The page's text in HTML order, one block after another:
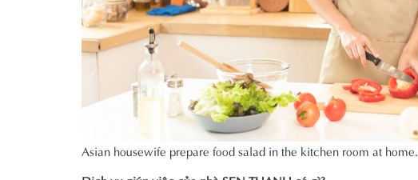
Asian housewife prepare food salad in the kitchen room at home.